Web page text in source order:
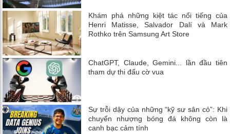
Khám phá những kiệt tác nổi tiếng của
Henri Matisse, Salvador Dalí và Mark
Rothko trên Samsung Art Store
ChatGPT, Claude, Gemini... lần đầu tiên
tham dự thi đấu cờ vua
Sự trỗi dậy của những “kỹ sư sân cỏ”: Khi
chuyển nhượng bóng đá không còn là
canh bạc cảm tính